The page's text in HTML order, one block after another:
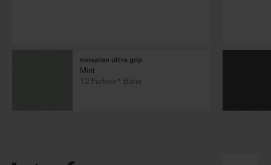
noraplan ultra grip
Mint
12 Farben
Bahn